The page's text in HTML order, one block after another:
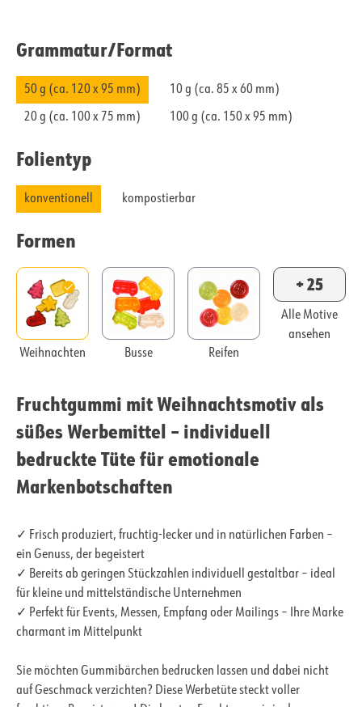
Grammatur/​Format
50 g (ca. 120 x 95 mm) 10 g (ca. 85 x 60 mm)
20 g (ca. 100 x 75 mm) 100 g (ca. 150 x 95 mm)
Folientyp
konventionell kompostierbar
Formen
Weihnachten Busse Reifen
+ 25
Alle Motive
ansehen
Fruchtgummi mit Weihnachtsmotiv als
süßes Werbemittel – individuell
bedruckte Tüte für emotionale
Markenbotschaften
✓ Frisch produziert, fruchtig-lecker und in natürlichen Farben –
ein Genuss, der begeistert
✓ Bereits ab geringen Stückzahlen individuell gestaltbar – ideal
für kleine und mittelständische Unternehmen
✓ Perfekt für Events, Messen, Empfang oder Mailings – Ihre Marke
charmant im Mittelpunkt
Sie möchten Gummibärchen bedrucken lassen und dabei nicht
auf Geschmack verzichten? Diese Werbetüte steckt voller